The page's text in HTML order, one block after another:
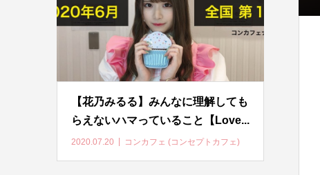
【花乃みるる】みんなに理解しても
らえないハマっていること【Love...
2020.07.20 コンカフェ (コンセプトカフェ)